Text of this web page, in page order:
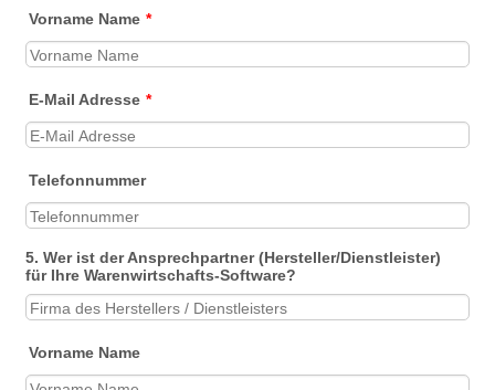
Vorname Name *
E-Mail Adresse *
Telefonnummer
5. Wer ist der Ansprechpartner (Hersteller/Dienstleister)
für Ihre Warenwirtschafts-Software?
Vorname Name